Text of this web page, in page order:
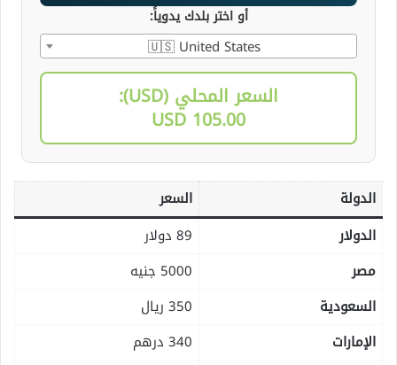
أو اختر بلدك يدوياً:
🇺🇸 United States
السعر المحلي (USD):
105.00 USD
الدولة
السعر
الدولار
89 دولار
مصر
5000 جنيه
السعودية
350 ريال
الإمارات
340 درهم